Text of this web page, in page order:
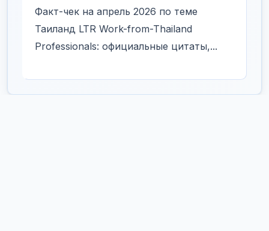
Факт-чек на апрель 2026 по теме
Таиланд LTR Work-from-Thailand
Professionals: официальные цитаты,...